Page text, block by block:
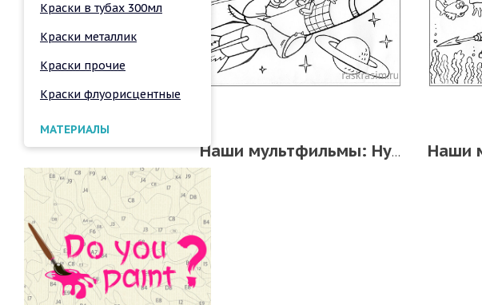
Наши мультфильмы: Ну, погоди!
Краски в тубах 300мл
Краски металлик
Краски прочие
Краски флуорисцентные
МАТЕРИАЛЫ